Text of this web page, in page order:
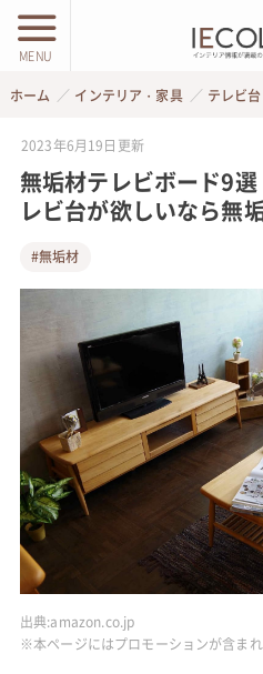
MENU
ホーム インテリア・家具 テレビ
2023年6月19日 更新
無垢材テレビボード9
レビ台が欲しいなら無
#無垢材
出典:amazon.co.jp
※本ページにはプロモーションが含ま